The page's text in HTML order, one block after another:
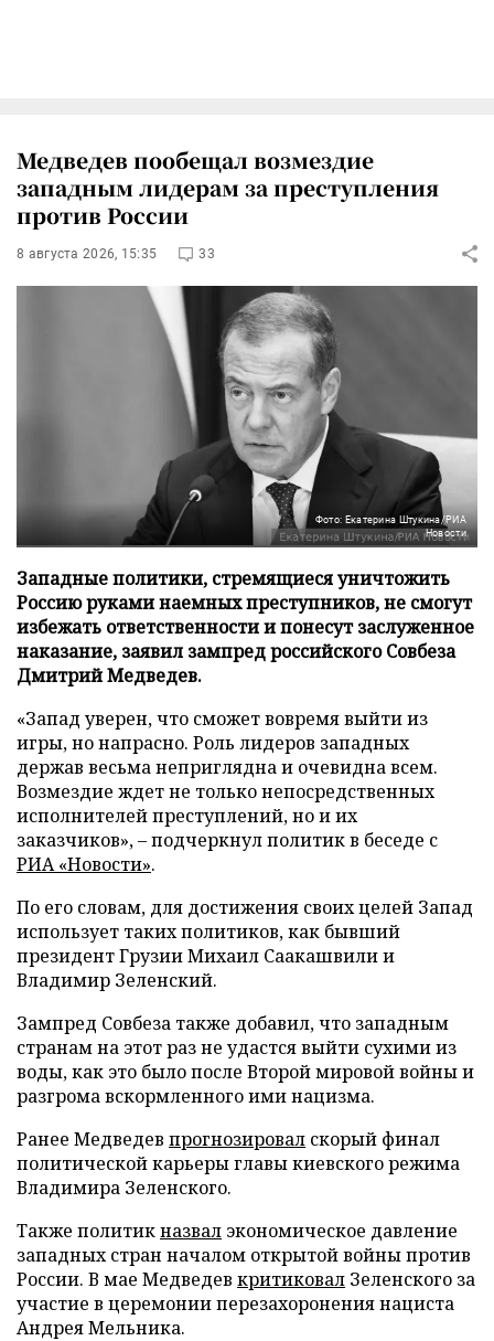
Медведев пообещал возмездие
западным лидерам за преступления
против России
8 августа 2026, 15:35 33
Фото: Екатерина Штукина/РИА
Новости
Западные политики, стремящиеся уничтожить
Россию руками наемных преступников, не смогут
избежать ответственности и понесут заслуженное
наказание, заявил зампред российского Совбеза
Дмитрий Медведев.
«Запад уверен, что сможет вовремя выйти из
игры, но напрасно. Роль лидеров западных
держав весьма неприглядна и очевидна всем.
Возмездие ждет не только непосредственных
исполнителей преступлений, но и их
заказчиков», – подчеркнул политик в беседе с
РИА «Новости».
По его словам, для достижения своих целей Запад
использует таких политиков, как бывший
президент Грузии Михаил Саакашвили и
Владимир Зеленский.
Зампред Совбеза также добавил, что западным
странам на этот раз не удастся выйти сухими из
воды, как это было после Второй мировой войны и
разгрома вскормленного ими нацизма.
Ранее Медведев прогнозировал скорый финал
политической карьеры главы киевского режима
Владимира Зеленского.
Также политикназвал экономическое давление
западных стран началом открытой войны против
России. В мае Медведев критиковал Зеленского за
участие в церемонии перезахоронения нациста
Андрея Мельника.